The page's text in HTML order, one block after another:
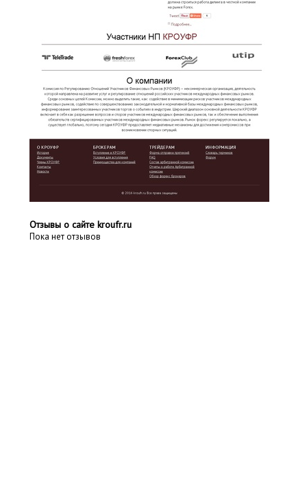
Отзывы о сайте kroufr.ru
Пока нет отзывов